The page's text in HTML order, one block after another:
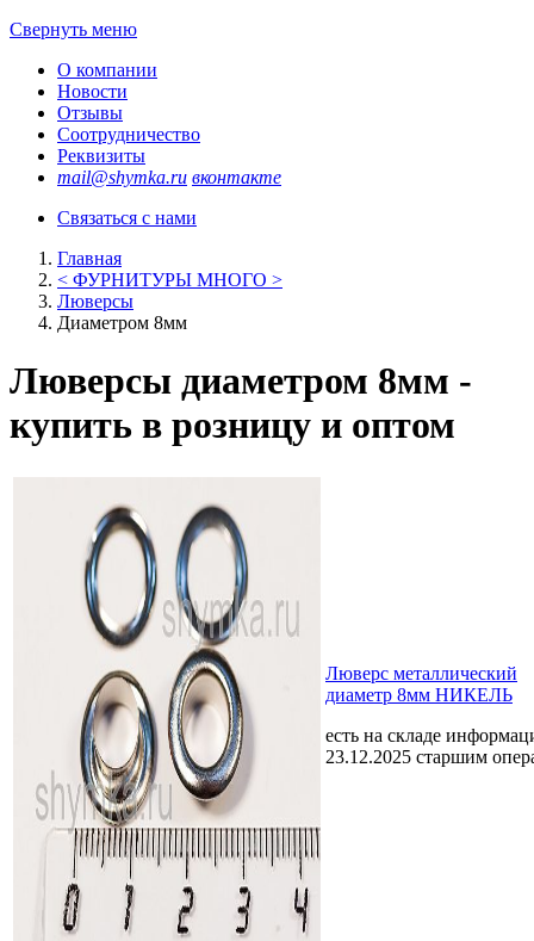
Свернуть меню
О компании
Новости
Отзывы
Соотрудничество
Реквизиты
mail@shymka.ru вконтакте
Связаться с нами
Главная
< ФУРНИТУРЫ МНОГО >
Люверсы
Диаметром 8мм
Люверсы диаметром 8мм -
купить в розницу и оптом
Люверс металлический
диаметр 8мм НИКЕЛЬ
есть на складе
23.12.2025 старшим